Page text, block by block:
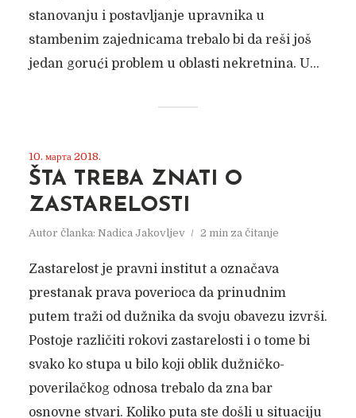
stanovanju i postavljanje upravnika u
stambenim zajednicama trebalo bi da reši još
jedan gorući problem u oblasti nekretnina. U...
10. марта 2018.
ŠTA TREBA ZNATI O
ZASTARELOSTI
Autor članka: Nadica Jakovljev 2 min za čitanje
Zastarelost je pravni institut a označava
prestanak prava poverioca da prinudnim
putem traži od dužnika da svoju obavezu izvrši.
Postoje različiti rokovi zastarelosti i o tome bi
svako ko stupa u bilo koji oblik dužničko-
poverilačkog odnosa trebalo da zna bar
osnovne stvari. Koliko puta ste došli u situaciju